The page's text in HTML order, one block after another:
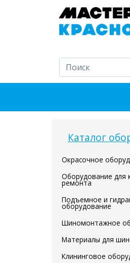
Каталог
Окрасочное
Оборудование для
ремонта
Подъемное и
оборудование
Шиномонтажное
Материалы для
Клининговое